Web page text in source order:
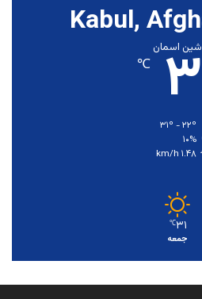
Kabul,
شین اسمان
℃
۱۰%
۱.۴۸ km/h
۳۱℃
جمعه